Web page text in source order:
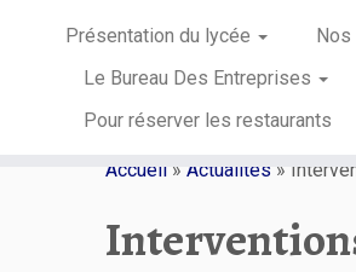
Présentation du lycée Nos
Le Bureau Des Entreprises
Pour réserver les restaurants
Accueil » Actualités »